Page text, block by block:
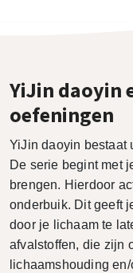
YiJin daoyin
oefeningen
YiJin daoyin bestaat
De serie begint met
brengen. Hierdoor
onderbuik. Dit geeft
door je lichaam te
afvalstoffen, die zijn
lichaamshouding